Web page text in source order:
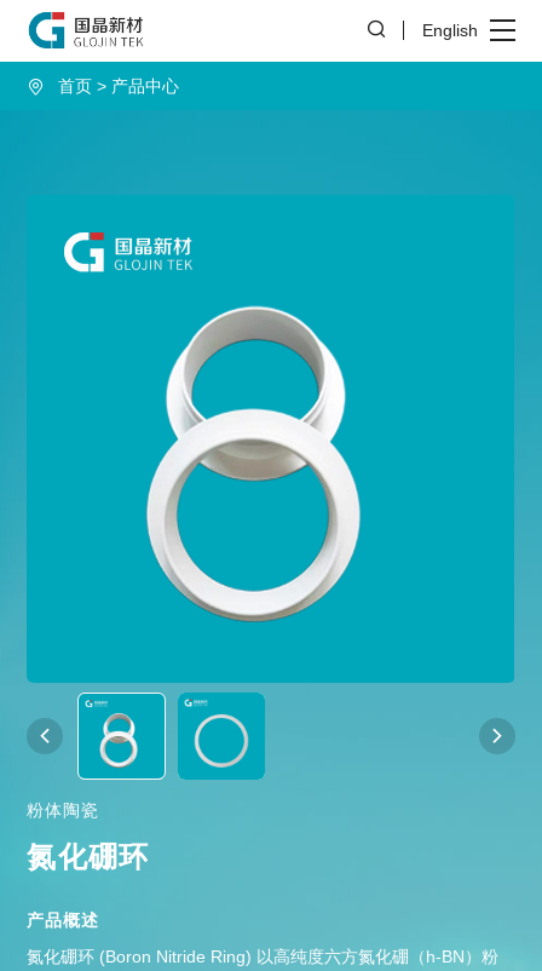
English
首页 产品中心
粉体陶瓷
氮化硼环
产品概述
氮化硼环 (Boron Nitride Ring) 以高纯度六方氮化硼（h-BN）粉